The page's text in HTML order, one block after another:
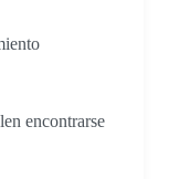
encontrarse